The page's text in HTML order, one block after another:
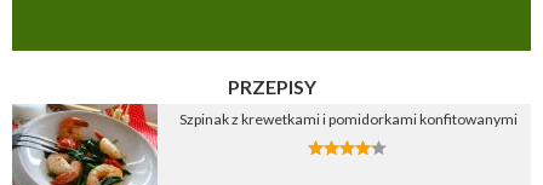
PRZEPISY
Szpinak z krewetkami i pomidorkami konfitowanymi